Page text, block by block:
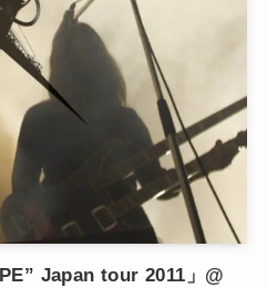
Japan tour 2011」@